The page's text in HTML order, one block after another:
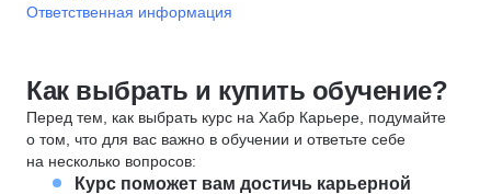
Ответственная информация
Как выбрать и купить обучение?
Перед тем, как выбрать курс на Хабр Карьере, подумайте
о том, что для вас важно в обучении и ответьте себе
на несколько вопросов:
Курс поможет вам достичь карьерной